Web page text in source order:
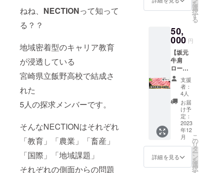
ねね、 NECTIONって知って
る？？
地域密着型のキャリア教育
が浸透している
宮崎県立飯野高校で結成さ
れた
5人の探求メンバーです。
そんなNECTIONはそれぞれ
「教育」「農業」「畜産」
「国際」「地域課題」
それぞれの側面からの問題
連絡さ
ます）
・集合/
解散場
所
SEN's
Berry
Farm（
住所は
メール
にてお
知らせ
いたし
ます）
・イチ
間 50
分 ・チ
り)1
パッ
ク、え
びの産
米粉の
岩塩ス
コーン
(95g)×2
袋 生産
地：
たまご
ター
宮崎県
高千穂
塩ス
コー
談して
選びま
（最大2
時間ぐ
らいの
コー
ス） ・
実施時
期
2024年
3月〜5
月ごろ
（遠方
の方は
相談に
乗りま
権利で
ケース
か名刺
入れを
選んで
いただ
き、完
成まで
ナチョ
が付
きっき
りでお
手伝い
させて
いただ
きま
す。 興
味はあ
を
選
択
す
る
50,
000 円
【坂元
牛肩
ロース
1kg】
日本一
の宮崎
牛。そ
の中で
もワン
ランク
上を求
め続け
る坂元
牛のこ
だわり
支援
者：
4人
お届
け予
定：
2023
年12
月
詳細を見る
こ
の
リ
タ
ー
ン
を
選
択